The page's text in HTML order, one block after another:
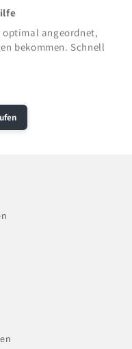
optimal angeordnet,
bekommen. Schnell